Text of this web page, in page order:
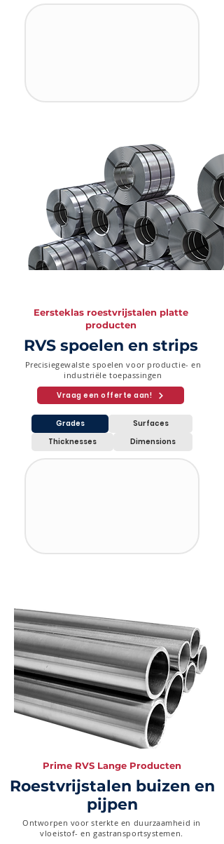
Eersteklas roestvrijstalen platte
producten
RVS spoelen en strips
Precisiegewalste spoelen voor productie- en
industriële toepassingen
Vraag een offerte aan!
Grades
Surfaces
Thicknesses
Dimensions
Prime RVS Lange Producten
Roestvrijstalen buizen en
pijpen
Ontworpen voor sterkte en duurzaamheid in
vloeistof- en gastransportsystemen.